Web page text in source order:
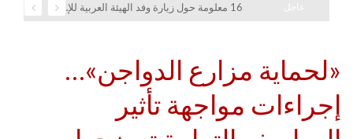
16 معلومة حول زيارة وفد الهيئة العربية للإستثمار والإنماء الزراعي إلي السعودية
«لحماية مزارع الدواجن»…
إجراءات مواجهة تأثير